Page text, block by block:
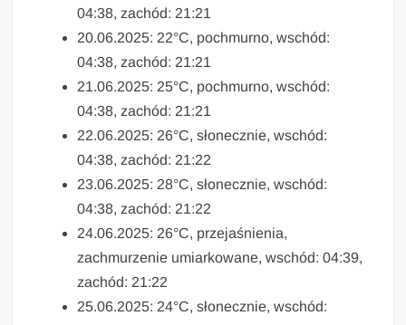
04:38, zachód: 21:21
20.06.2025: 22°C, pochmurno, wschód:
04:38, zachód: 21:21
21.06.2025: 25°C, pochmurno, wschód:
04:38, zachód: 21:21
22.06.2025: 26°C, słonecznie, wschód:
04:38, zachód: 21:22
23.06.2025: 28°C, słonecznie, wschód:
04:38, zachód: 21:22
24.06.2025: 26°C, przejaśnienia,
zachmurzenie umiarkowane, wschód: 04:39,
zachód: 21:22
25.06.2025: 24°C, słonecznie, wschód: